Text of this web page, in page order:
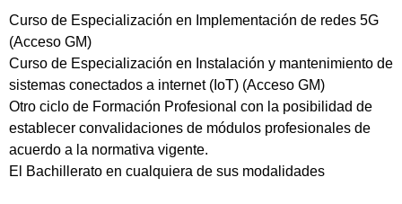
Curso de Especialización en Implementación de redes 5G
(Acceso GM)
Curso de Especialización en Instalación y mantenimiento de
sistemas conectados a internet (IoT) (Acceso GM)
Otro ciclo de Formación Profesional con la posibilidad de
establecer convalidaciones de módulos profesionales de
acuerdo a la normativa vigente.
El Bachillerato en cualquiera de sus modalidades